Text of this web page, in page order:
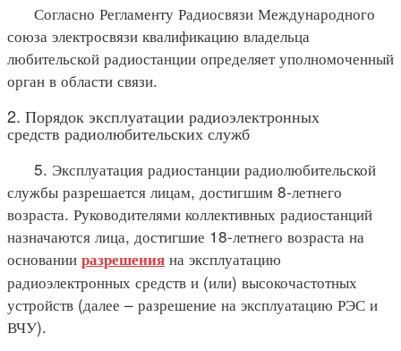
Согласно Регламенту Радиосвязи Международного
союза электросвязи квалификацию владельца
любительской радиостанции определяет уполномоченный
орган в области связи.
2. Порядок эксплуатации радиоэлектронных
средств радиолюбительских служб
5. Эксплуатация радиостанции радиолюбительской
службы разрешается лицам, достигшим 8-летнего
возраста. Руководителями коллективных радиостанций
назначаются лица, достигшие 18-летнего возраста на
основании разрешения на эксплуатацию
радиоэлектронных средств и (или) высокочастотных
устройств (далее – разрешение на эксплуатацию РЭС и
ВЧУ).